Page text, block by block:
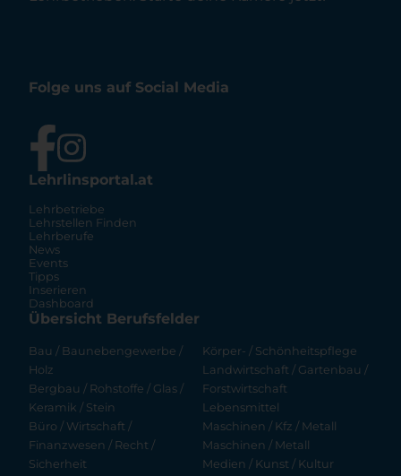
Folge uns auf Social Media
Lehrlinsportal.at
Lehrbetriebe
Lehrstellen Finden
Lehrberufe
News
Events
Tipps
Inserieren
Dashboard
Übersicht Berufsfelder
Bau / Baunebengewerbe /
Holz
Bergbau / Rohstoffe / Glas /
Keramik / Stein
Büro / Wirtschaft /
Finanzwesen / Recht /
Sicherheit
Körper- / Schönheitspflege
Landwirtschaft / Gartenbau /
Forstwirtschaft
Lebensmittel
Maschinen / Kfz / Metall
Maschinen / Metall
Medien / Kunst / Kultur